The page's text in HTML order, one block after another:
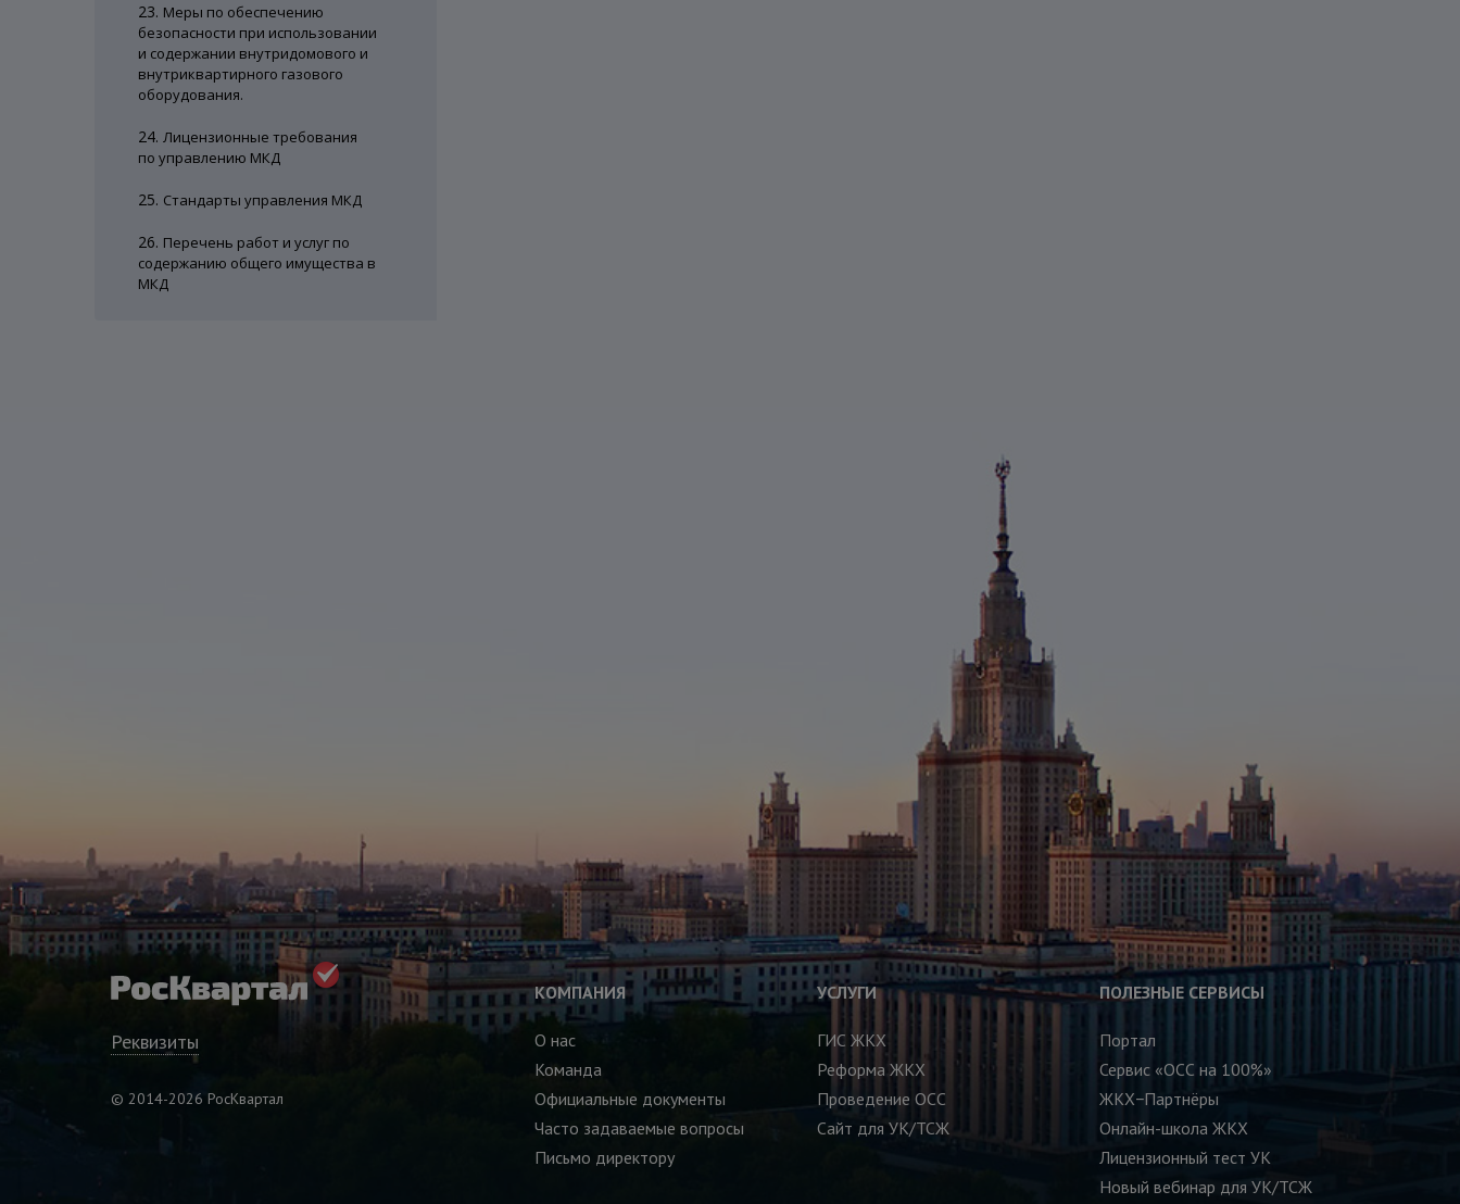
23. Меры по обеспечению
безопасности при использовании
и содержании внутридомового и
внутриквартирного газового
оборудования.
24. Лицензионные требования
по управлению МКД
25. Стандарты управления МКД
26. Перечень работ и услуг по
содержанию общего имущества в
МКД
КОМПАНИЯ УСЛУГИ ПОЛЕЗНЫЕ СЕРВИСЫ
Реквизиты
© 2014-2026 РосКвартал
О нас
Команда
Официальные документы
Часто задаваемые вопросы
Письмо директору
ГИС ЖКХ
Реформа ЖКХ
Проведение ОСС
Сайт для УК/ТСЖ
Портал
Сервис «ОСС на 100%»
ЖКХ−Партнёры
Онлайн-школа ЖКХ
Лицензионный тест УК
Новый вебинар для УК/ТСЖ